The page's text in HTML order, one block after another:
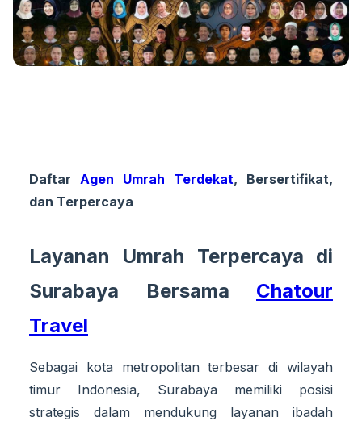
Daftar Agen Umrah Terdekat, Bersertifikat,
dan Terpercaya
Layanan Umrah Terpercaya di
Surabaya Bersama Chatour
Travel
Sebagai kota metropolitan terbesar di wilayah
timur Indonesia, Surabaya memiliki posisi
strategis dalam mendukung layanan ibadah